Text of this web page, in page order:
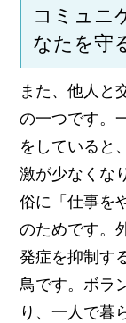
コミュニ
なたを守
また、他人と
の一つです。
をしていると
激が少なくな
俗に「仕事を
のためです。
発症を抑制す
鳥です。ボラ
り、一人で暮